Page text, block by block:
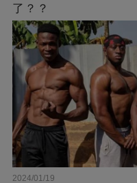
了？？
2024/01/19